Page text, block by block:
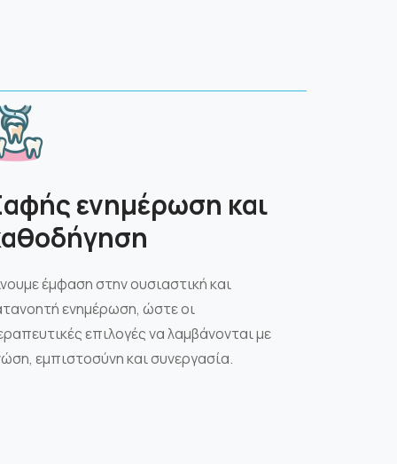
ενημέρωση και
έμφαση στην ουσιαστική και
ενημέρωση, ώστε οι
επιλογές να λαμβάνονται με
εμπιστοσύνη και συνεργασία.